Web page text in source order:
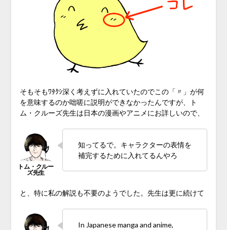
そもそもﾜﾀｸｼ深く考えずに入れていたのでこの「〃」が何
を意味するのか咄嗟に説明ができなかったんですが、ト
ム・クルーズ先生は日本の漫画やアニメにお詳しいので、
知ってるで。キャラクターの表情を
補完するために入れてるんやろ
と、特に私の解説も不要のようでした。先生は更に続けて
In Japanese manga and anime,